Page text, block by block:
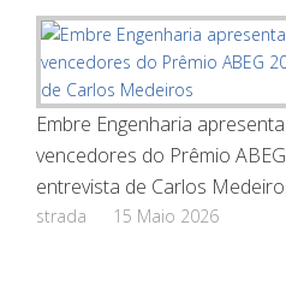
Embre Engenharia
vencedores do Prêmio
entrevista de Carlos
strada 15 Maio 2026